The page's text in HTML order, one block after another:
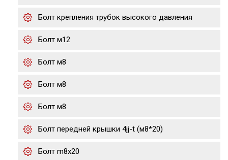
Болт крепления трубок высокого давления
Болт м12
Болт м8
Болт м8
Болт м8
Болт передней крышки 4jj-t (м8*20)
Болт m8x20